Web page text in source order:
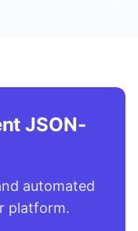
JSON-
automated
platform.